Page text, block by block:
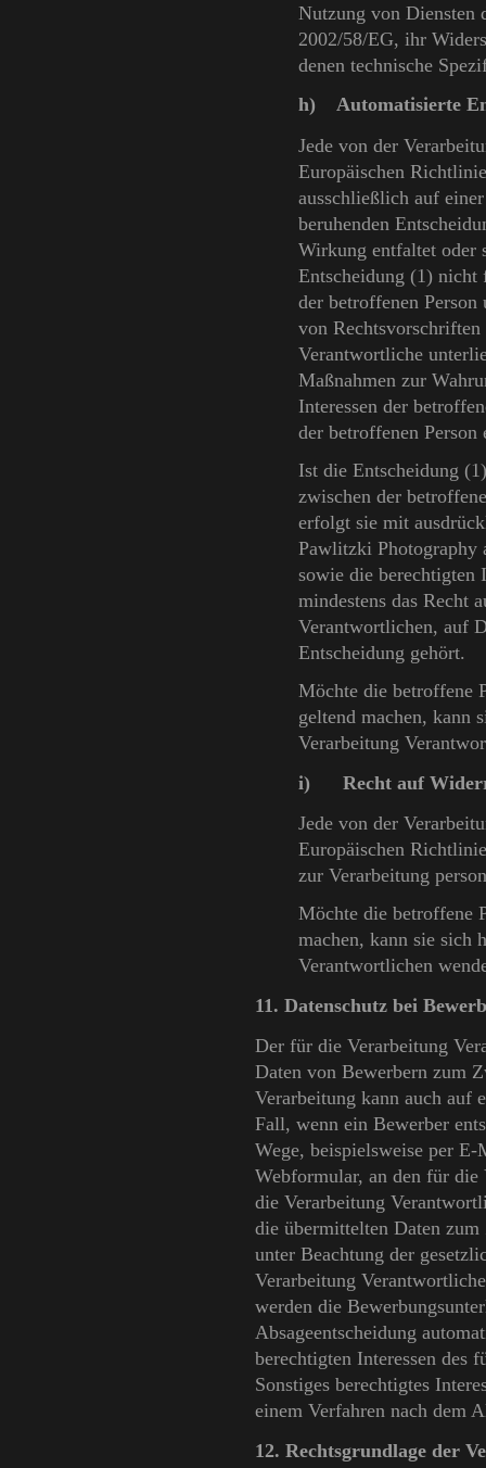
Nutzung von Diensten
2002/58/EG, ihr
denen technische
h) Automatisierte
Jede von der
Europäischen
ausschließlich auf
beruhenden
Wirkung entfaltet oder
Entscheidung (1) nicht
der betroffenen
von
Verantwortliche
Maßnahmen zur
Interessen der
der betroffenen Person
Ist die Entscheidung
zwischen der
erfolgt sie mit
Pawlitzki Photography
sowie die berechtigten
mindestens das Recht
Verantwortlichen, auf
Entscheidung gehört.
Möchte die betroffene
geltend machen, kann
Verarbeitung
i) Recht auf
Jede von der
Europäischen
zur Verarbeitung
Möchte die betroffene
machen, kann sie sich
Verantwortlichen
11. Datenschutz bei
Der für die Verarbeitung
Daten von Bewerbern zum
Verarbeitung kann auch auf
Fall, wenn ein Bewerber
Wege, beispielsweise per
Webformular, an den für
die Verarbeitung
die übermittelten Daten
unter Beachtung der
Verarbeitung
werden die
Absageentscheidung
berechtigten Interessen des
Sonstiges berechtigtes
einem Verfahren nach dem
12. Rechtsgrundlage der